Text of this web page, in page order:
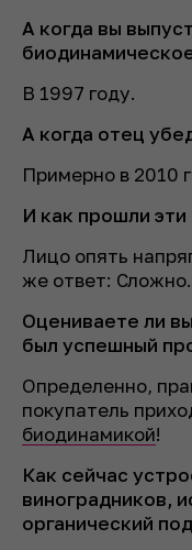
А когда вы
В 1997 году.
А когда отец
Примерно в 2010
И как прошли эти
Лицо опять
же ответ: Сложно.
Оцениваете ли
был успешный
Определенно,
покупатель
биодинамикой!
Как сейчас
виноградников,
органический